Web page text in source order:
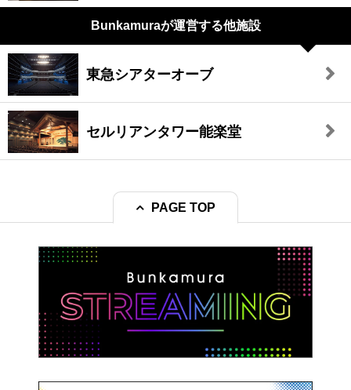
Bunkamuraが運営する他施設
東急シアターオーブ
セルリアンタワー能楽堂
PAGE TOP